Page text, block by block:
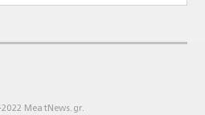
2022 MeatNews.gr.